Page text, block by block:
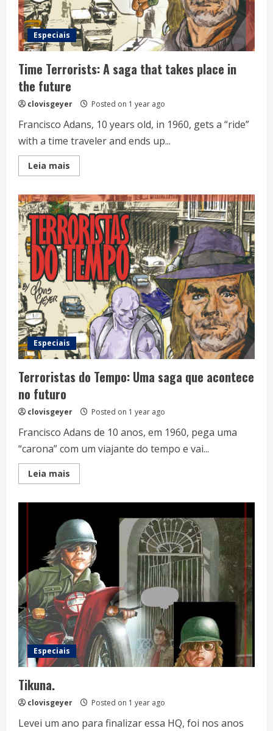
Especiais
Time Terrorists: A saga that takes place in
the future
clovisgeyer Posted on 1 year ago
Francisco Adans, 10 years old, in 1960, gets a “ride”
with a time traveler and ends up...
Leia mais
more
Terrorists:
A
saga
that
takes
place
in
the
future
Especiais
Terroristas do Tempo: Uma saga que acontece
no futuro
clovisgeyer Posted on 1 year ago
Francisco Adans de 10 anos, em 1960, pega uma
“carona” com um viajante do tempo e vai...
Leia mais
more
Uma
saga
que
acontece
no
futuro
Especiais
Tikuna.
clovisgeyer Posted on 1 year ago
Levei um ano para finalizar essa HQ, foi nos anos